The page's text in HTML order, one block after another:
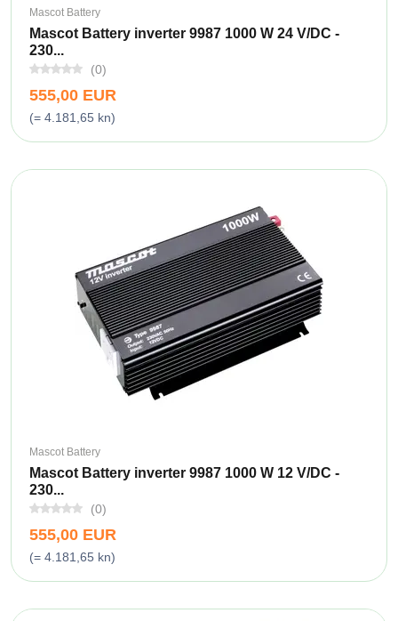
Mascot Battery
Mascot Battery inverter 9987 1000 W 24 V/DC -
230...
(0)
555,00 EUR
(= 4.181,65 kn)
Mascot Battery
Mascot Battery inverter 9987 1000 W 12 V/DC -
230...
(0)
555,00 EUR
(= 4.181,65 kn)